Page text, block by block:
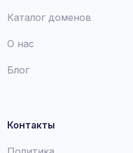
Каталог доменов
О нас
Блог
Контакты